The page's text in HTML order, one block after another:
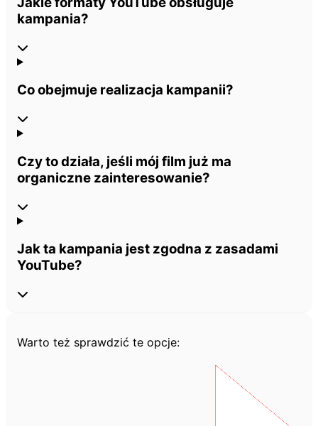
kampania?
Co obejmuje realizacja kampanii?
Czy to działa, jeśli mój film już ma
organiczne zainteresowanie?
Jak ta kampania jest zgodna z zasadami
YouTube?
Warto też sprawdzić te opcje: